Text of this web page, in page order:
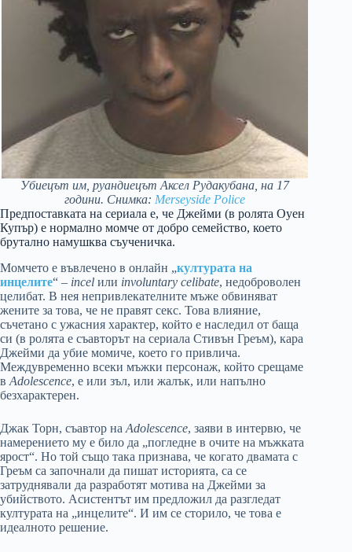
Убиецът им, руандиецът Аксел Рудакубана, на 17
години. Снимка: Merseyside Police
Предпоставката на сериала е, че Джейми (в ролята Оуен
Купър) е нормално момче от добро семейство, което
брутално намушква съученичка.
Момчето е въвлечено в онлайн „културата на
инцелите“ – incel или involuntary celibate, недоброволен
целибат. В нея непривлекателните мъже обвиняват
жените за това, че не правят секс. Това влияние,
съчетано с ужасния характер, който е наследил от баща
си (в ролята е съавторът на сериала Стивън Греъм), кара
Джейми да убие момиче, което го привлича.
Междувременно всеки мъжки персонаж, който срещаме
в Adolescence, е или зъл, или жалък, или напълно
безхарактерен.
Джак Торн, съавтор на Adolescence, заяви в интервю, че
намерението му е било да „погледне в очите на мъжката
ярост“. Но той също така признава, че когато двамата с
Греъм са започнали да пишат историята, са се
затруднявали да разработят мотива на Джейми за
убийството. Асистентът им предложил да разгледат
културата на „инцелите“. И им се сторило, че това е
идеалното решение.